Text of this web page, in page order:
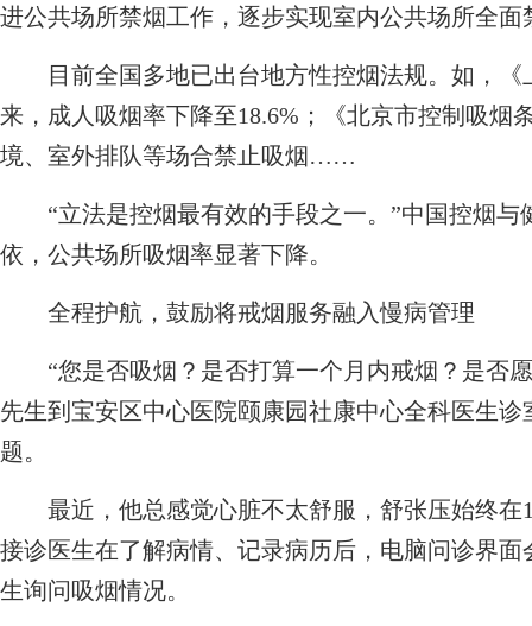
进公共场所禁烟工作，逐步实现室内公共场所全面
目前全国多地已出台地方性控烟法规。如，《
来，成人吸烟率下降至18.6%；《北京市控制吸烟
境、室外排队等场合禁止吸烟……
“立法是控烟最有效的手段之一。”中国控烟与
依，公共场所吸烟率显著下降。
全程护航，鼓励将戒烟服务融入慢病管理
“您是否吸烟？是否打算一个月内戒烟？是否愿
先生到宝安区中心医院颐康园社康中心全科医生
题。
最近，他总感觉心脏不太舒服，舒张压始终在
接诊医生在了解病情、记录病历后，电脑问诊界
生询问吸烟情况。